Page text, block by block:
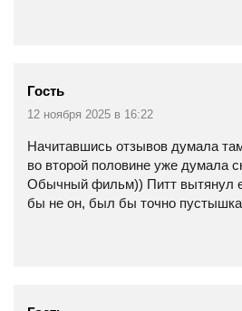
Гость
12 ноября 2025 в 16:22
Начитавшись отзывов думала
во второй половине уже думала
Обычный фильм)) Питт вытянул
бы не он, был бы точно